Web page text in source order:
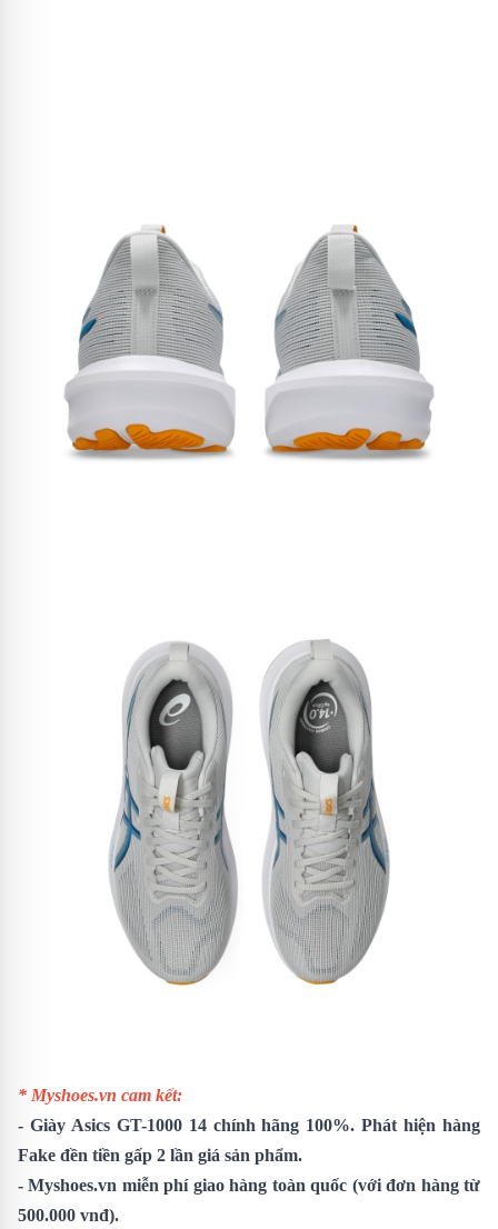
* Myshoes.vn cam kết:
- Giày Asics GT-1000 14chính hãng 100%. Phát hiện hàng
Fake đền tiền gấp 2 lần giá sản phẩm.
- Myshoes.vn miễn phí giao hàng toàn quốc (với đơn hàng từ
500.000 vnđ).